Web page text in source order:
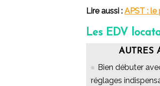
Lire aussi : APST :
Les EDV
AUTRES
Bien débuter
réglages